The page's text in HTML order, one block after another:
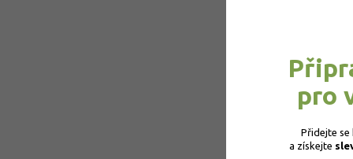
pro
Přidejte se
a získejte